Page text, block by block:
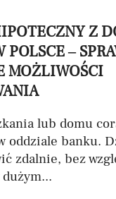
Z
POLSCE –
MOŻLIWOŚCI
lub domu
oddziale banku.
zdalnie, bez